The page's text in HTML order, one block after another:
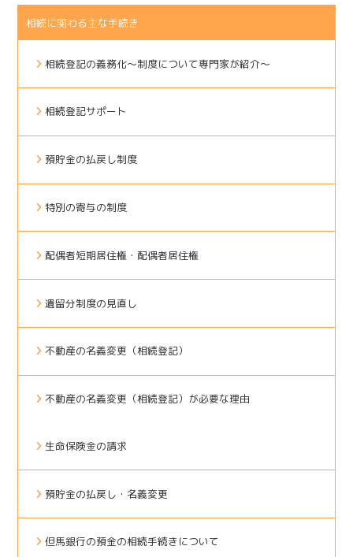
相続に関わる主な手続き
相続登記の義務化～制度について専門家が紹介～
相続登記サポート
預貯金の払戻し制度
特別の寄与の制度
配偶者短期居住権・配偶者居住権
遺留分制度の見直し
不動産の名義変更（相続登記）
不動産の名義変更（相続登記）が必要な理由
生命保険金の請求
預貯金の払戻し・名義変更
但馬銀行の預金の相続手続きについて